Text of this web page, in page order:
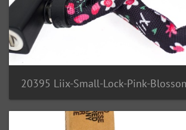
20395 Liix-Small-Lock-Pink-